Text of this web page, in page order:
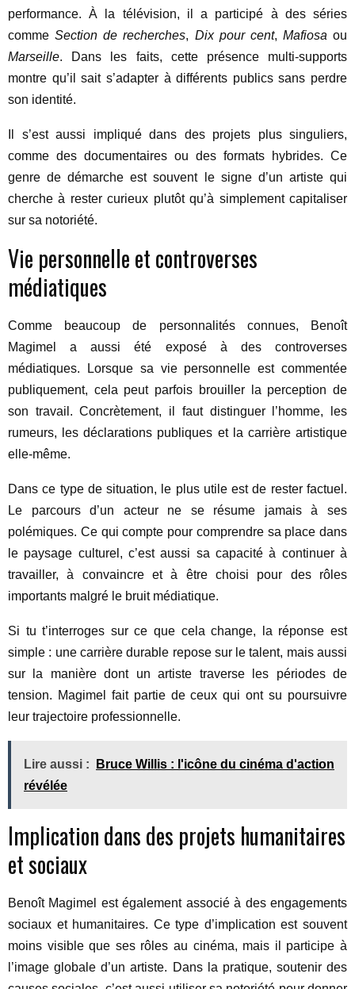
performance. À la télévision, il a participé à des séries
commeSection de recherches, Dix pour cent, Mafiosa ou
Marseille. Dans les faits, cette présence multi-supports
montre qu’il sait s’adapter à différents publics sans perdre
son identité.
Il s’est aussi impliqué dans des projets plus singuliers,
comme des documentaires ou des formats hybrides. Ce
genre de démarche est souvent le signe d’un artiste qui
cherche à rester curieux plutôt qu’à simplement capitaliser
sur sa notoriété.
Vie personnelle et controverses
médiatiques
Comme beaucoup de personnalités connues, Benoît
Magimel a aussi été exposé à des controverses
médiatiques. Lorsque sa vie personnelle est commentée
publiquement, cela peut parfois brouiller la perception de
son travail. Concrètement, il faut distinguer l’homme, les
rumeurs, les déclarations publiques et la carrière artistique
elle-même.
Dans ce type de situation, le plus utile est de rester factuel.
Le parcours d’un acteur ne se résume jamais à ses
polémiques. Ce qui compte pour comprendre sa place dans
le paysage culturel, c’est aussi sa capacité à continuer à
travailler, à convaincre et à être choisi pour des rôles
importants malgré le bruit médiatique.
Si tu t’interroges sur ce que cela change, la réponse est
simple : une carrière durable repose sur le talent, mais aussi
sur la manière dont un artiste traverse les périodes de
tension. Magimel fait partie de ceux qui ont su poursuivre
leur trajectoire professionnelle.
Lire aussi :
Bruce Willis : l'icône du cinéma d'action
révélée
Implication dans des projets humanitaires
et sociaux
Benoît Magimel est également associé à des engagements
sociaux et humanitaires. Ce type d’implication est souvent
moins visible que ses rôles au cinéma, mais il participe à
l’image globale d’un artiste. Dans la pratique, soutenir des